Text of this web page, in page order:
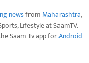
newsfrom Maharashtra,
Lifestyle at SaamTV.
Saam Tv app forAndroid